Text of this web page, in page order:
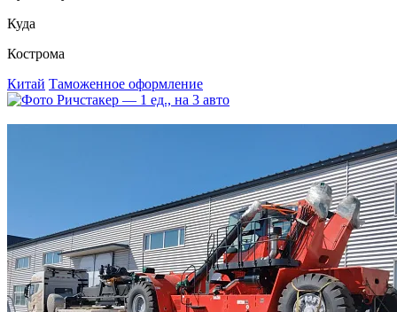
Куда
Кострома
Китай Таможенное оформление